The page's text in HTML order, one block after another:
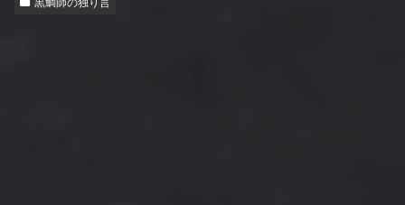
黒鯛師の独り言